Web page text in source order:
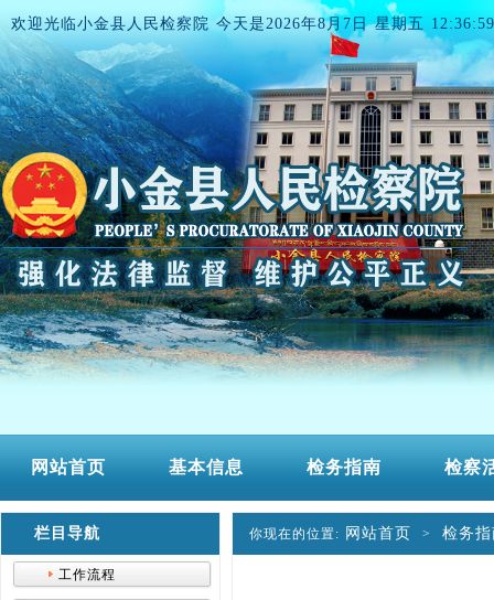
欢迎光临小金县人民检察院 今天是2026年8月7日 星期五 12:36:59
网站首页 基本信息 检务指南 检察
栏目导航
工作流程
你现在的位置: 网站首页 > 检务